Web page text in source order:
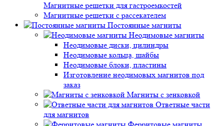
Магнитные решетки для гастроемкостей
Магнитные решетки с рассекателем
Постоянные магниты
Неодимовые магниты
Неодимовые диски, цилиндры
Неодимовые кольца, шайбы
Неодимовые блоки, пластины
Изготовление неодимовых магнитов под
заказ
Магниты с зенковкой
Ответные части
для магнитов